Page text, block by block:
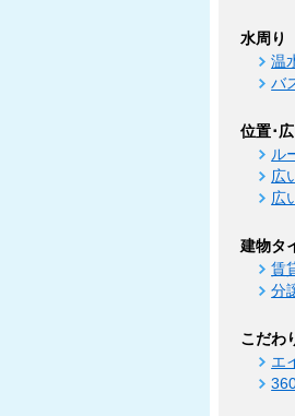
水周り
温
バ
位置･広
ル
広
広
建物タ
賃
分
こだわ
エ